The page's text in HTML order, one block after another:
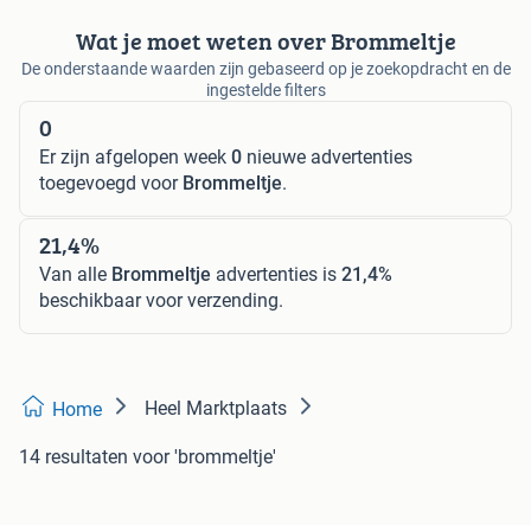
Wat je moet weten over Brommeltje
De onderstaande waarden zijn gebaseerd op je zoekopdracht en de
ingestelde filters
0
Er zijn afgelopen week 0 nieuwe advertenties
toegevoegd voor Brommeltje.
21,4%
Van alle Brommeltje advertenties is 21,4%
beschikbaar voor verzending.
Home Heel Marktplaats
14 resultaten voor 'brommeltje'